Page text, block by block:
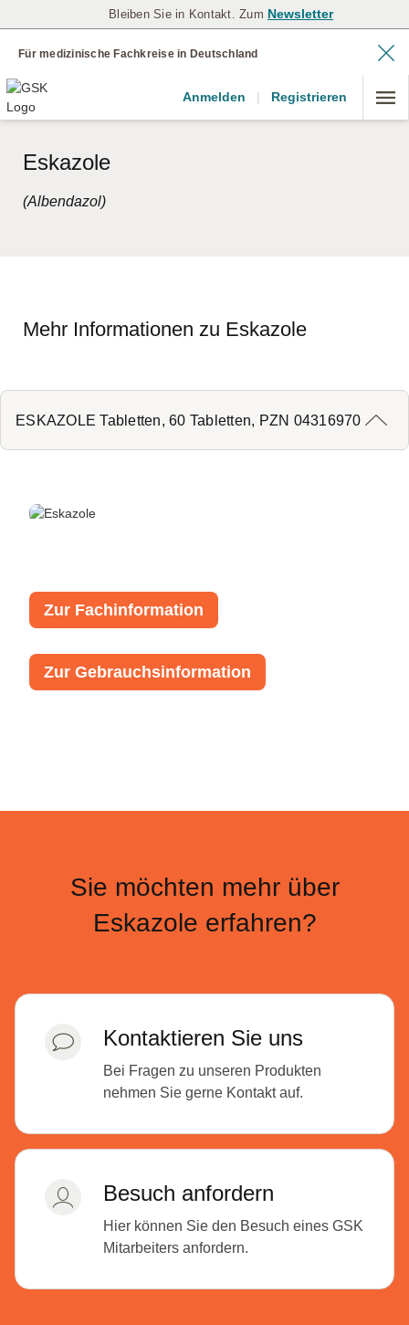
Bleiben Sie in Kontakt. Zum Newsletter
Für medizinische Fachkreise in Deutschland
Anmelden | Registrieren
Eskazole
(Albendazol)
Mehr Informationen zu Eskazole
ESKAZOLE Tabletten, 60 Tabletten, PZN 04316970
Zur Fachinformation
Zur Gebrauchsinformation
Sie möchten mehr über
Eskazole erfahren?
Kontaktieren Sie uns
Bei Fragen zu unseren Produkten
nehmen Sie gerne Kontakt auf.
Besuch anfordern
Hier können Sie den Besuch eines GSK
Mitarbeiters anfordern.